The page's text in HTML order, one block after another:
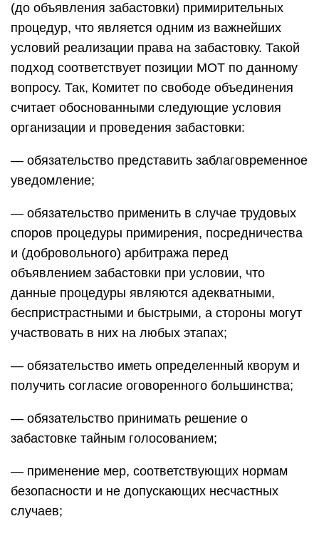
(до объявления забастовки) примирительных
процедур, что является одним из важнейших
условий реализации права на забастовку. Такой
подход соответствует позиции МОТ по данному
вопросу. Так, Комитет по свободе объединения
считает обоснованными следующие условия
организации и проведения забастовки:
— обязательство представить заблаговременное
уведомление;
— обязательство применить в случае трудовых
споров процедуры примирения, посредничества
и (добровольного) арбитража перед
объявлением забастовки при условии, что
данные процедуры являются адекватными,
беспристрастными и быстрыми, а стороны могут
участвовать в них на любых этапах;
— обязательство иметь определенный кворум и
получить согласие оговоренного большинства;
— обязательство принимать решение о
забастовке тайным голосованием;
— применение мер, соответствующих нормам
безопасности и не допускающих несчастных
случаев;